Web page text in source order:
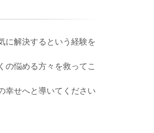
に解決するという経験を
の悩める方々を救ってこ
幸せへと導いてください